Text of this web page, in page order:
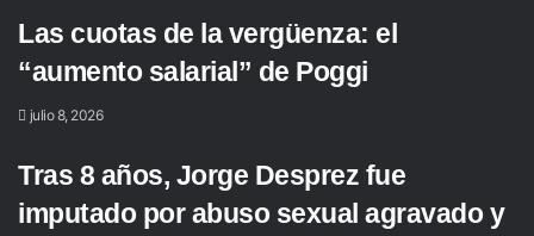
Las cuotas de la vergüenza: el
“aumento salarial” de Poggi
julio 8, 2026
Tras 8 años, Jorge Desprez fue
imputado por abuso sexual agravado y